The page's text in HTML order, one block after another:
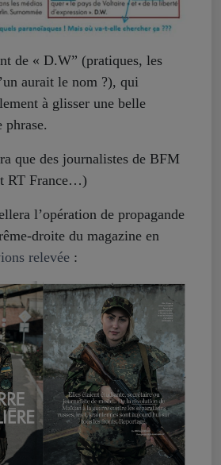
de « D.W” (pratiques, les
aurait le nom ?), qui
à glisser une belle
phrase.
que des journalistes de BFM
RT France…)
l’opération de propagande
droite du magazine en
relevée :